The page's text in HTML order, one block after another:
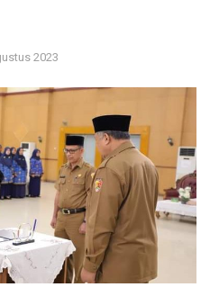
2023